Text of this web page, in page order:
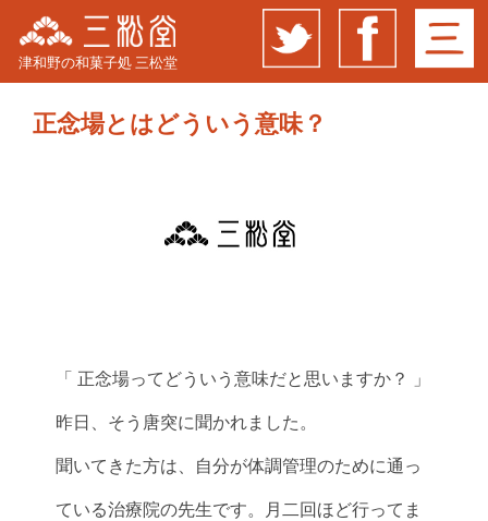
津和野の和菓子処 三松堂
正念場とはどういう意味？
「 正念場ってどういう意味だと思いますか？ 」
昨日、そう唐突に聞かれました。
聞いてきた方は、自分が体調管理のために通っ
ている治療院の先生です。月二回ほど行ってま